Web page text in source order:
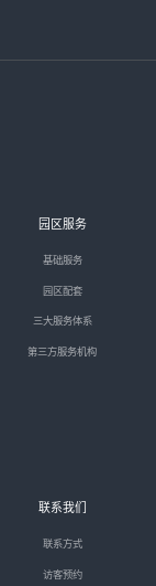
园区服务
基础服务
园区配套
三大服务体系
第三方服务机构
联系我们
联系方式
访客预约